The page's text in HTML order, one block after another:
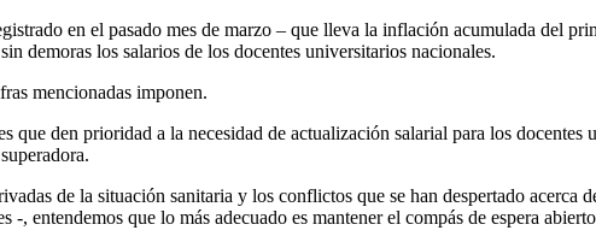
en el pasado mes de marzo – que lleva la inflación acumulada del
demoras los salarios de los docentes universitarios nacionales.
mencionadas imponen.
den prioridad a la necesidad de actualización salarial para los
de la situación sanitaria y los conflictos que se han despertado acerca
, entendemos que lo más adecuado es mantener el compás de espera